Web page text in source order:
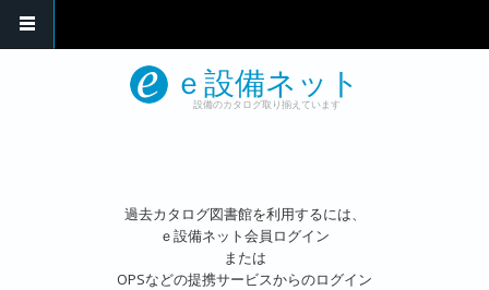
ｅ設備ネット
設備のカタログ取り揃えています
過去カタログ図書館を利用するには、
ｅ設備ネット会員ログイン
または
OPSなどの提携サービスからのログイン